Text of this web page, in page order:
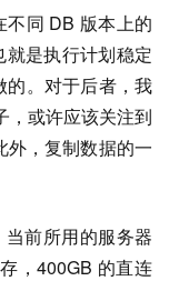
不同 DB 版本上的
是执行计划稳定
的。对于后者，我
，或许应该关注到
，复制数据的一
前所用的服务器
，400GB 的直连